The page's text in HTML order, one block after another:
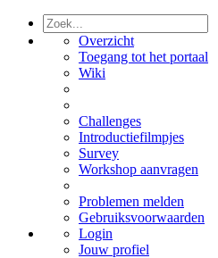
Overzicht
Toegang tot het portaal
Wiki
Challenges
Introductiefilmpjes
Survey
Workshop aanvragen
Problemen melden
Gebruiksvoorwaarden
Login
Jouw profiel